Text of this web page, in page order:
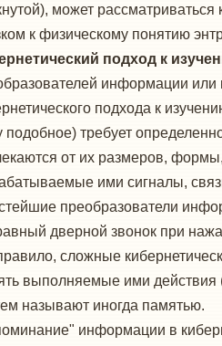
может
к физическому понятию
подход к
информации или
подхода к
подобное) требует
от их размеров,
ими сигналы,
преобразователи
дверной звонок при
сложные
выполняемые ими действия
называют иногда памятью.
информации в